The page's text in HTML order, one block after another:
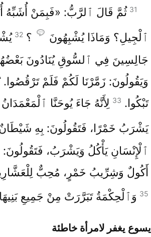
31 ثُمَّ قَالَ ٱلرَّبُّ: «فَبِمَنْ أُشَبِّهُ
ٱلْجِيلِ؟ وَمَاذَا يُشْبِهُونَ
؟ 32
جَالِسِينَ فِي ٱلسُّوقِ يُنَادُونَ
وَيَقُولُونَ: زَمَّرْنَا لَكُمْ فَلَمْ تَرْقُصُوا.
تَبْكُوا. 33 لِأَنَّهُ جَاءَ يُوحَنَّا ٱلْمَعْمَدَانُ
يَشْرَبُ خَمْرًا، فَتَقُولُونَ: بِهِ
ٱلْإِنْسَانِ يَأْكُلُ وَيَشْرَبُ، فَتَقُولُونَ:
أَكُولٌ وَشِرِّيبُ خَمْرٍ، مُحِبٌّ
35 وَٱلْحِكْمَةُ تَبَرَّرَتْ مِنْ جَمِيعِ بَنِيهَا
يسوع يغفر لامرأة خاطئة